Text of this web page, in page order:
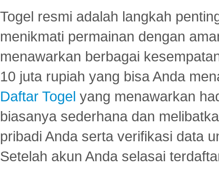
Togel resmi adalah langkah
menikmati permainan dengan
menawarkan berbagai
10 juta rupiah yang bisa Anda
Daftar Togel yang menawarkan
biasanya sederhana dan
pribadi Anda serta verifikasi data
Setelah akun Anda selasai